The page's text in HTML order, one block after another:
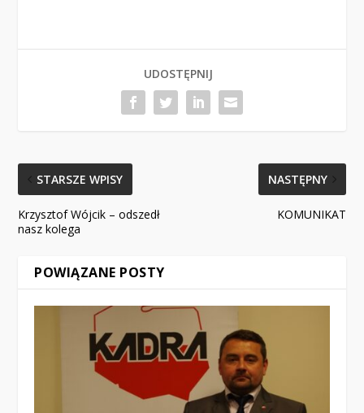
UDOSTĘPNIJ
STARSZE WPISY
Krzysztof Wójcik – odszedł
nasz kolega
NASTĘPNY
KOMUNIKAT
POWIĄZANE POSTY